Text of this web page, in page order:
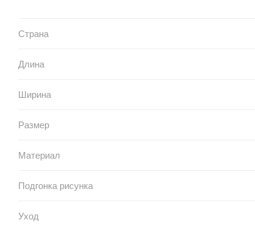
Страна
Длина
Ширина
Размер
Материал
Подгонка рисунка
Уход